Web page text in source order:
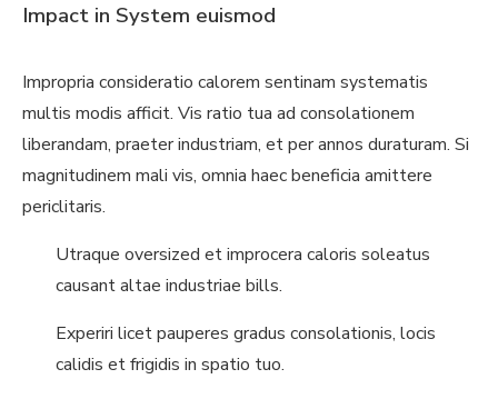
Impact in System euismod
Impropria consideratio calorem sentinam systematis
multis modis afficit. Vis ratio tua ad consolationem
liberandam, praeter industriam, et per annos duraturam. Si
magnitudinem mali vis, omnia haec beneficia amittere
periclitaris.
Utraque oversized et improcera caloris soleatus
causant altae industriae bills.
Experiri licet pauperes gradus consolationis, locis
calidis et frigidis in spatio tuo.